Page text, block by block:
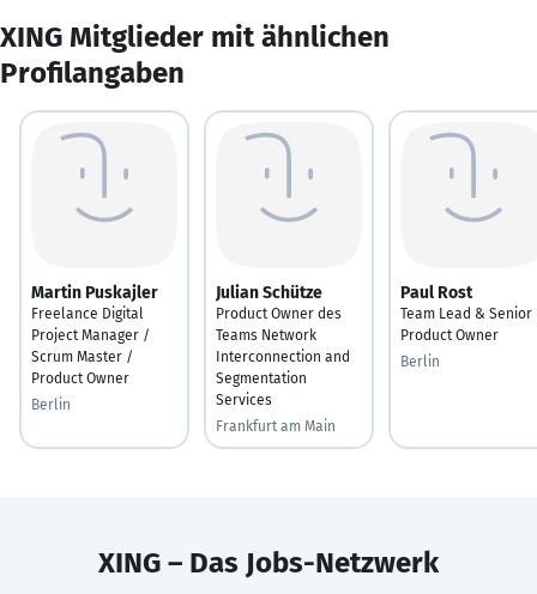
XING Mitglieder mit ähnlichen
Profilangaben
Martin Puskajler
Freelance Digital
Project Manager /
Scrum Master /
Product Owner
Berlin
Julian Schütze
Product Owner des
Teams Network
Interconnection and
Segmentation
Services
Frankfurt am Main
Paul Rost
Team Lead & Senior
Product Owner
Berlin
XING – Das Jobs-Netzwerk